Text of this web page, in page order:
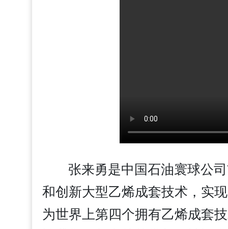
张来勇是中国石油寰球公
和创新大型乙烯成套技术，实
为世界上第四个拥有乙烯成套